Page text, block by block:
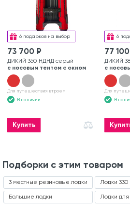
6 подарков на выбор
73 700 ₽
ДИКИЙ 360 НДНД серый
с носовым тентом с окном
Для путешествия втроем
В наличии
Купить
6
77
ДИКИЙ
с
Для
В
Подборки с этим товаром
3 местные резиновые лодки
Большие лодки
Лодки 330
Лодки